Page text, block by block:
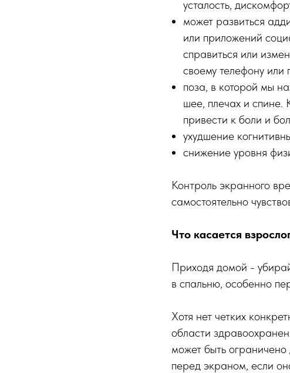
усталость,
может развиться
или приложений
справиться или
своему телефону
поза, в которой мы
шее, плечах и спине.
привести к боли и
ухудшение
снижение уровня
Контроль экранного
самостоятельно
Что касается
Приходя домой -
в спальню, особенно
Хотя нет четких
области
может быть
перед экраном, если